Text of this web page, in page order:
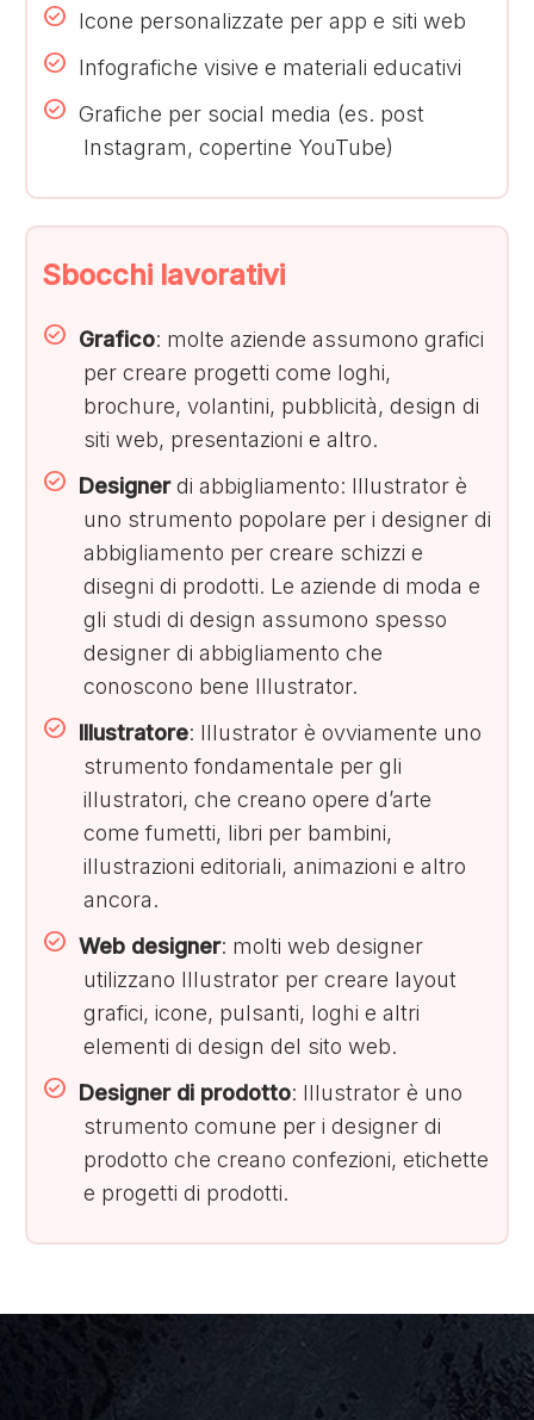
Icone personalizzate per app e siti web
Infografiche visive e materiali educativi
Grafiche per social media (es. post
Instagram, copertine YouTube)
Sbocchi lavorativi
Grafico: molte aziende assumono grafici
per creare progetti come loghi,
brochure, volantini, pubblicità, design di
siti web, presentazioni e altro.
Designerdi abbigliamento: Illustrator è
uno strumento popolare per i designer di
abbigliamento per creare schizzi e
disegni di prodotti. Le aziende di moda e
gli studi di design assumono spesso
designer di abbigliamento che
conoscono bene Illustrator.
Illustratore: Illustrator è ovviamente uno
strumento fondamentale per gli
illustratori, che creano opere d’arte
come fumetti, libri per bambini,
illustrazioni editoriali, animazioni e altro
ancora.
Web designer: molti web designer
utilizzano Illustrator per creare layout
grafici, icone, pulsanti, loghi e altri
elementi di design del sito web.
Designer di prodotto: Illustrator è uno
strumento comune per i designer di
prodotto che creano confezioni, etichette
e progetti di prodotti.